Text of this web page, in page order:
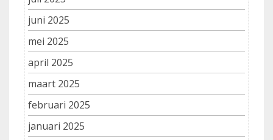
juni 2025
mei 2025
april 2025
maart 2025
februari 2025
januari 2025